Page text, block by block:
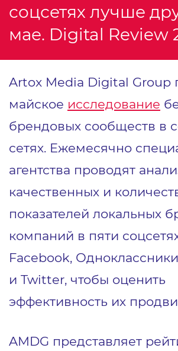
соцсетях лучше
мае. Digital Review
Artox Media Digital Group
майское исследование
брендовых сообществ в
сетях. Ежемесячно
агентства проводят
качественных и
показателей локальных
компаний в пяти
Facebook,
и Twitter, чтобы оценить
эффективность их
AMDG представляет